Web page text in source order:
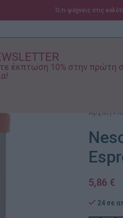
έκπτωση 10% στην πρώτη
Ό,τι ψάχνεις στις
Αρχική »
5,86 €
24 σε